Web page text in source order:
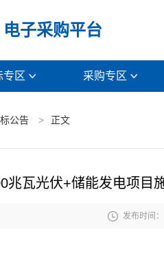
电子采购平台
专区  采购专区 
公告 > 正文
兆瓦光伏+储能发电项
 发布时间